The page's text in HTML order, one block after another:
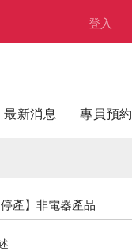
登入
最新消息 專員預約
停產】非電器產品